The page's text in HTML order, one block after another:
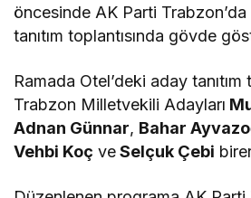
öncesinde AK Parti
tanıtım toplantısında gövde
Ramada Otel’deki aday tanıtım
Trabzon Milletvekili Adayları
Adnan Günnar, Bahar
Vehbi Koç veSelçuk Çebi